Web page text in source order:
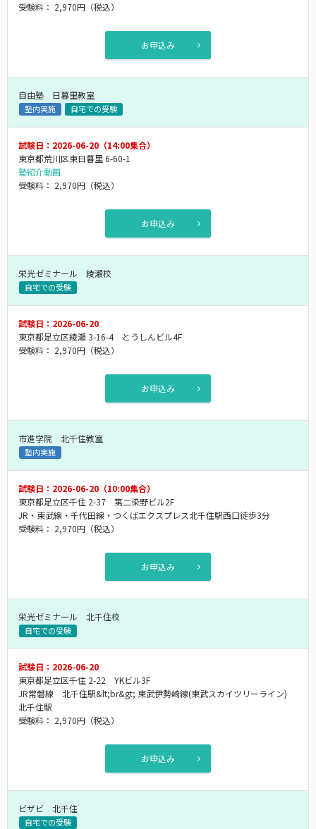
受験料： 2,970円 （税込）
お申込み
自由塾 日暮里教室
塾内実施 自宅での受験
試験日：2026-06-20（14:00集合）
東京都荒川区東日暮里 6-60-1
塾紹介動画
受験料： 2,970円 （税込）
お申込み
栄光ゼミナール 綾瀬校
自宅での受験
試験日：2026-06-20
東京都足立区綾瀬 3-16-4 とうしんビル4F
受験料： 2,970円 （税込）
お申込み
市進学院 北千住教室
塾内実施
試験日：2026-06-20（10:00集合）
東京都足立区千住 2-37 第二染野ビル2F
JR・東武線・千代田線・つくばエクスプレス北千住駅西口徒歩3分
受験料： 2,970円 （税込）
お申込み
栄光ゼミナール 北千住校
自宅での受験
試験日：2026-06-20
東京都足立区千住 2-22 YKビル3F
JR常磐線 北千住駅&lt;br&gt; 東武伊勢崎線(東武スカイツリーライン)
北千住駅
受験料： 2,970円 （税込）
お申込み
ビザビ 北千住
自宅での受験